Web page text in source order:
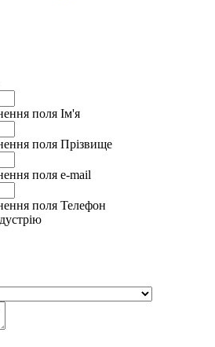
поля Ім'я
поля Прізвище
поля e-mail
поля Телефон